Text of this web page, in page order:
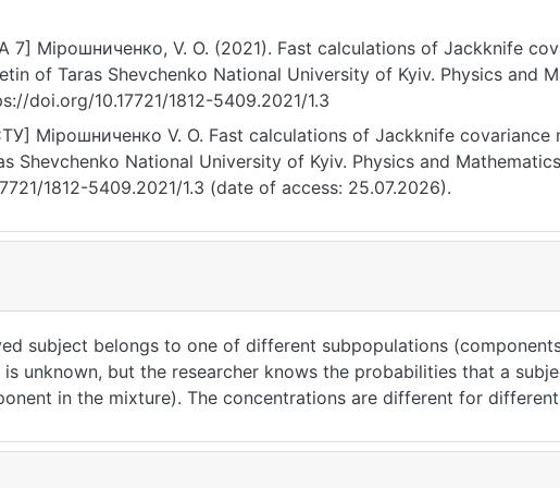
7] Мірошниченко, V. O. (2021). Fast calculations of Jackknife
of Taras Shevchenko National University of Kyiv. Physics and
doi.org/10.17721/1812-5409.2021/1.3
Мірошниченко V. O. Fast calculations of Jackknife covariance
Shevchenko National University of Kyiv. Physics and
1812-5409.2021/1.3 (date of access: 25.07.2026).
subject belongs to one of different subpopulations
unknown, but the researcher knows the probabilities that a
in the mixture). The concentrations are different for
variables is described by a nonlinear regression model.
of estimator for nonlinear regression parameters is